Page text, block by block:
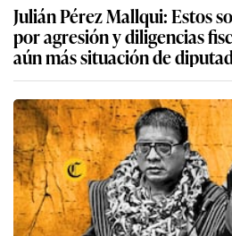
Julián Pérez Mallqui: Estos
por agresión y diligencias
aún más situación de